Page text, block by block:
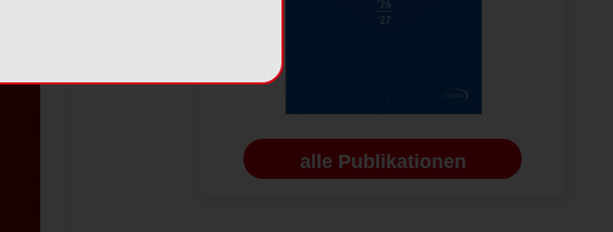
alle Publikationen